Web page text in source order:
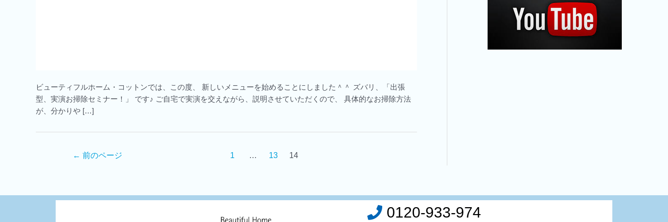
ビューティフルホーム・コットンでは、この度、 新しいメニューを始めることにしました＾＾ ズバリ、「出張
型、実演お掃除セミナー！」 です♪ ご自宅で実演を交えながら、説明させていただくので、 具体的なお掃除方法
が、分かりや […]
← 前のページ 1 … 13 14
0120-933-974